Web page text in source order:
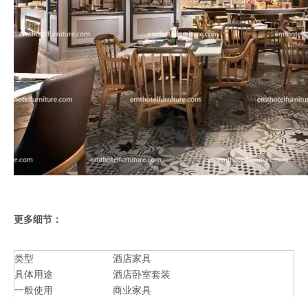
更多细节：
类型
酒店家具
具体用途
酒店卧室套装
一般使用
商业家具